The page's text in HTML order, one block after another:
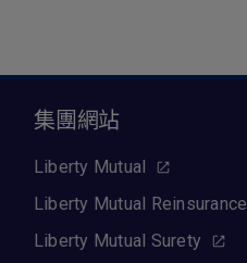
集團網站
Liberty Mutual
Liberty Mutual Reinsurance
Liberty Mutual Surety